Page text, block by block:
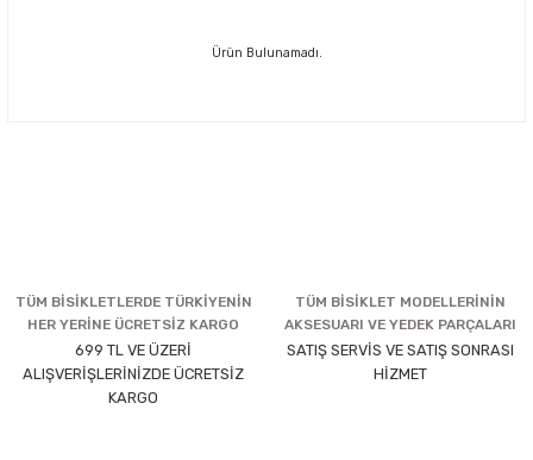
Ürün Bulunamadı.
TÜM BİSİKLETLERDE TÜRKİYENİN
HER YERİNE ÜCRETSİZ KARGO
699 TL VE ÜZERİ
ALIŞVERİŞLERİNİZDE ÜCRETSİZ
KARGO
TÜM BİSİKLET MODELLERİNİN
AKSESUARI VE YEDEK PARÇALARI
SATIŞ SERVİS VE SATIŞ SONRASI
HİZMET